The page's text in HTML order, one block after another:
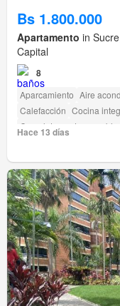
Bs 1.800.000
Apartamento in
Capital
8
Aparcamiento Aire
Calefacción Cocina
Completamente
Hace 13 días